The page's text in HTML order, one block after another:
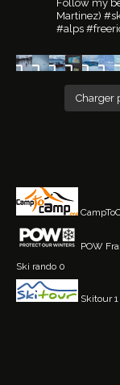
Follow my
Martinez)
#alps
Charger
POW
Ski rando 0
Skitour1